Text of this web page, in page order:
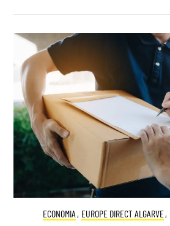
ECONOMIA , EUROPE DIRECT ALGARVE,